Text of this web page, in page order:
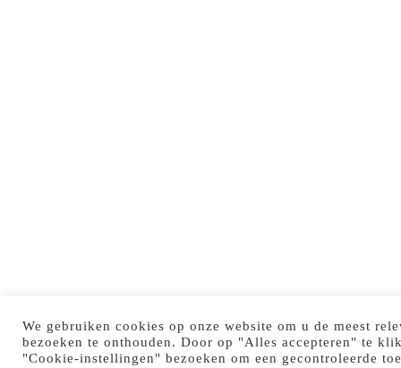
We gebruiken cookies op onze website om u de meest
bezoeken te onthouden. Door op "Alles accepteren" te
"Cookie-instellingen" bezoeken om een gecontroleerde